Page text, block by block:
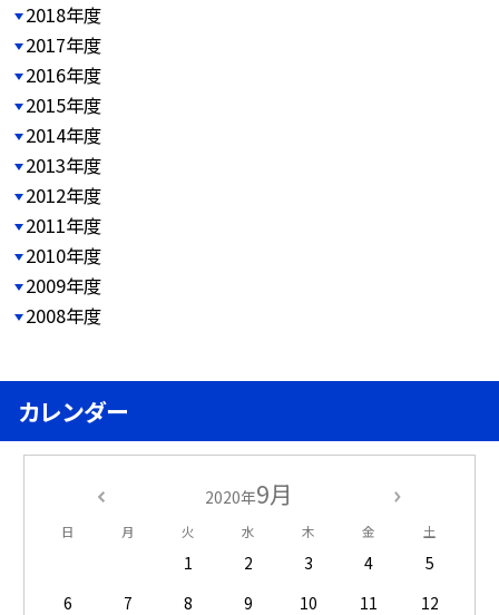
2018年度
2017年度
2016年度
2015年度
2014年度
2013年度
2012年度
2011年度
2010年度
2009年度
2008年度
カレンダー
2020年9月
日 月 火 水 木 金 土
1 2 3 4
5
6
7 8 9 10 11
12